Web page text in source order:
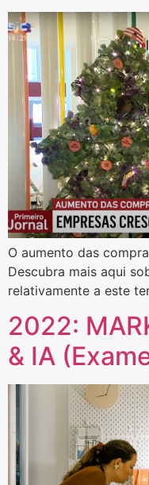
O aumento das
Descubra mais aqui
relativamente a este
2022:
& IA